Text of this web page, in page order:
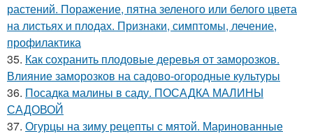
растений. Поражение, пятна зеленого или белого цвета
на листьях и плодах. Признаки, симптомы, лечение,
профилактика
35. Как сохранить плодовые деревья от заморозков.
Влияние заморозков на садово-огородные культуры
36. Посадка малины в саду. ПОСАДКА МАЛИНЫ
САДОВОЙ
37. Огурцы на зиму рецепты с мятой. Маринованные